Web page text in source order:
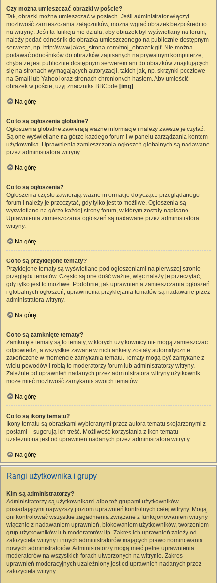
Czy można umieszczać obrazki w poście?
Tak, obrazki można umieszczać w postach. Jeśli administrator włączył
możliwość zamieszczania załączników, można wgrać obrazek bezpośrednio
na witrynę. Jeśli ta funkcja nie działa, aby obrazek był wyświetlany na forum,
należy podać odnośnik do obrazka umieszczonego na publicznie dostępnym
serwerze, np. http://www.jakas_strona.com/moj_obrazek.gif. Nie można
podawać odnośników do obrazków zapisanych na prywatnym komputerze,
chyba że jest publicznie dostępnym serwerem ani do obrazków znajdujących
się na stronach wymagających autoryzacji, takich jak, np. skrzynki pocztowe
na Gmail lub Yahoo! oraz stronach chronionych hasłem. Aby umieścić
obrazek w poście, użyj znacznika BBCode [img] .
Na górę
Co to są ogłoszenia globalne?
Ogłoszenia globalne zawierają ważne informacje i należy zawsze je czytać.
Są one wyświetlane na górze każdego forum i w panelu zarządzania kontem
użytkownika. Uprawnienia zamieszczania ogłoszeń globalnych są nadawane
przez administratora witryny.
Na górę
Co to są ogłoszenia?
Ogłoszenia często zawierają ważne informacje dotyczące przeglądanego
forum i należy je przeczytać, gdy tylko jest to możliwe. Ogłoszenia są
wyświetlane na górze każdej strony forum, w którym zostały napisane.
Uprawnienia zamieszczania ogłoszeń są nadawane przez administratora
witryny.
Na górę
Co to są przyklejone tematy?
Przyklejone tematy są wyświetlane pod ogłoszeniami na pierwszej stronie
przeglądu tematów. Często są one dość ważne, więc należy je przeczytać,
gdy tylko jest to możliwe. Podobnie, jak uprawnienia zamieszczania ogłoszeń
i globalnych ogłoszeń, uprawnienia przyklejania tematów są nadawane przez
administratora witryny.
Na górę
Co to są zamknięte tematy?
Zamknięte tematy są to tematy, w których użytkownicy nie mogą zamieszczać
odpowiedzi, a wszystkie zawarte w nich ankiety zostały automatycznie
zakończone w momencie zamykania tematu. Tematy mogą być zamykane z
wielu powodów i robią to moderatorzy forum lub administratorzy witryny.
Zależnie od uprawnień nadanych przez administratora witryny użytkownik
może mieć możliwość zamykania swoich tematów.
Na górę
Co to są ikony tematu?
Ikony tematu są obrazkami wybieranymi przez autora tematu skojarzonymi z
postami – sugerują ich treść. Możliwość korzystania z ikon tematu
uzależniona jest od uprawnień nadanych przez administratora witryny.
Na górę
Rangi użytkownika i grupy
Kim są administratorzy?
Administratorzy są użytkownikami albo też grupami użytkowników
posiadającymi najwyższy poziom uprawnień kontrolnych całej witryny. Mogą
oni kontrolować wszystkie zagadnienia związane z funkcjonowaniem witryny
włącznie z nadawaniem uprawnień, blokowaniem użytkowników, tworzeniem
grup użytkowników lub moderatorów itp. Zakres ich uprawnień zależy od
założyciela witryny i innych administratorów mających prawo nominowania
nowych administratorów. Administratorzy mogą mieć pełne uprawnienia
moderatorów na wszystkich forach utworzonych na witrynie. Zakres
uprawnień moderacyjnych uzależniony jest od uprawnień nadanych przez
założyciela witryny.